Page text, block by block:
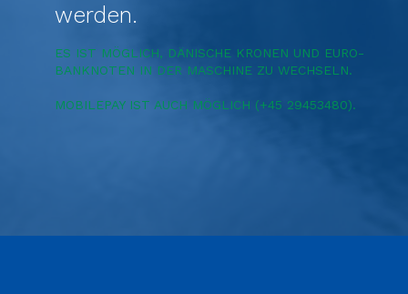
werden.
ES IST MÖGLICH, DÄNISCHE KRONEN UND EURO-
BANKNOTEN IN DER MASCHINE ZU WECHSELN.
MOBILEPAY IST AUCH MÖGLICH (+45 29453480).